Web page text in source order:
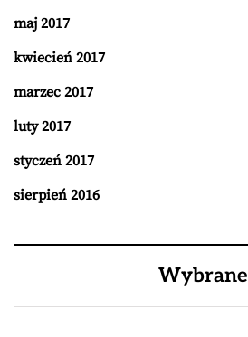
maj 2017
kwiecień 2017
marzec 2017
luty 2017
styczeń 2017
sierpień 2016
Wybrane